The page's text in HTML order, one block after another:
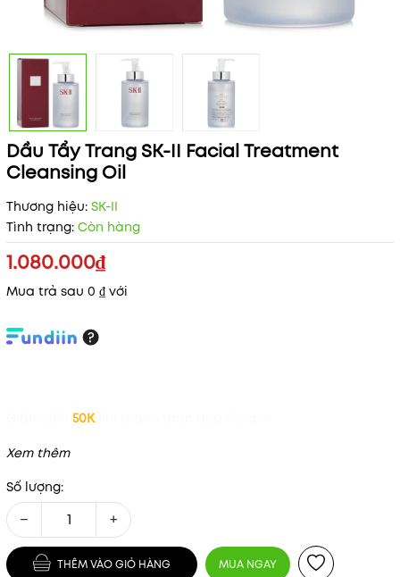
Dầu Tẩy Trang SK-II Facial Treatment
Cleansing Oil
Thương hiệu: SK-II
Tình trạng: Còn hàng
1.080.000₫
Mua trả sau 0 ₫ với
50K
Xem thêm
Số lượng:
− +
THÊM VÀO GIỎ HÀNG MUA NGAY
Mã khuyến mãi:
Điều kiện: